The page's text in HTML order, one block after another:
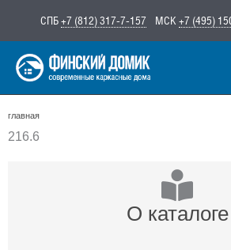
содержимому
СПБ+7 (812) 317-7-157 МСК +7 (495)
главная
216.6
О каталоге